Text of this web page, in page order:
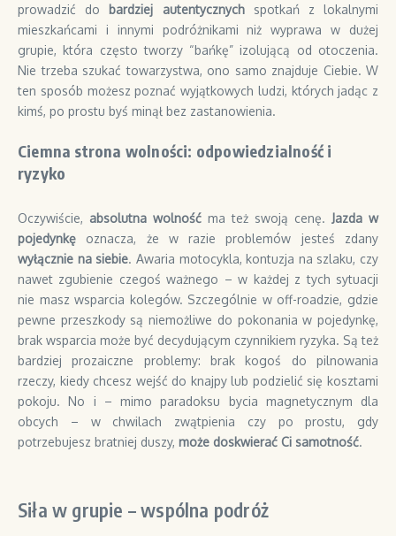
prowadzić do bardziej autentycznych spotkań z lokalnymi
mieszkańcami i innymi podróżnikami niż wyprawa w dużej
grupie, która często tworzy “bańkę” izolującą od otoczenia.
Nie trzeba szukać towarzystwa, ono samo znajduje Ciebie. W
ten sposób możesz poznać wyjątkowych ludzi, których jadąc z
kimś, po prostu byś minął bez zastanowienia.
Ciemna strona wolności: odpowiedzialność i
ryzyko
Oczywiście, absolutna wolność ma też swoją cenę. Jazda w
pojedynkę oznacza, że w razie problemów jesteś zdany
wyłącznie na siebie. Awaria motocykla, kontuzja na szlaku, czy
nawet zgubienie czegoś ważnego – w każdej z tych sytuacji
nie masz wsparcia kolegów. Szczególnie w off-roadzie, gdzie
pewne przeszkody są niemożliwe do pokonania w pojedynkę,
brak wsparcia może być decydującym czynnikiem ryzyka. Są też
bardziej prozaiczne problemy: brak kogoś do pilnowania
rzeczy, kiedy chcesz wejść do knajpy lub podzielić się kosztami
pokoju. No i – mimo paradoksu bycia magnetycznym dla
obcych – w chwilach zwątpienia czy po prostu, gdy
potrzebujesz bratniej duszy, może doskwierać Ci samotność.
Siła w grupie – wspólna podróż